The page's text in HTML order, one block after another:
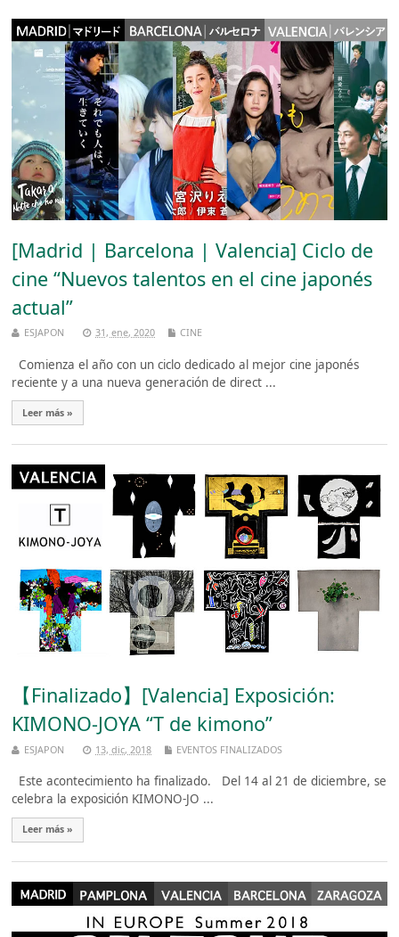
[Madrid | Barcelona | Valencia] Ciclo de
cine “Nuevos talentos en el cine japonés
actual”
ESJAPON 31, ene, 2020 CINE
Comienza el año con un ciclo dedicado al mejor cine japonés
reciente y a una nueva generación de direct ...
Leer más »
【Finalizado】[Valencia] Exposición:
KIMONO-JOYA “T de kimono”
ESJAPON 13, dic, 2018 EVENTOS FINALIZADOS
Este acontecimiento ha finalizado. Del 14 al 21 de diciembre, se
celebra la exposición KIMONO-JO ...
Leer más »